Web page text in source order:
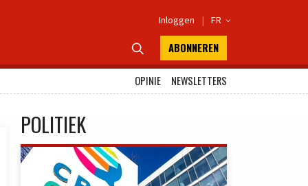
Inloggen | FR 
 ABONNEREN
OPINIE NEWSLETTERS
POLITIEK